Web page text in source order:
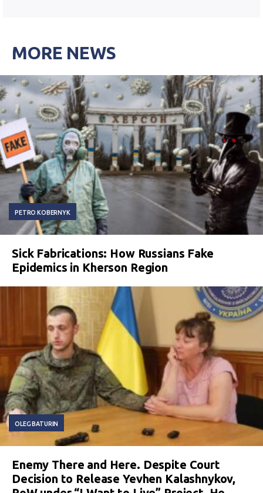
MORE NEWS
PETRO KOBERNYK
Sick Fabrications: How Russians Fake
Epidemics in Kherson Region
OLEG BATURIN
Enemy There and Here. Despite Court
Decision to Release Yevhen Kalashnykov,